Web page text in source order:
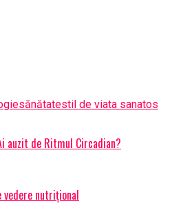
sănătatestil de viata sanatos
auzit de Ritmul Circadian?
vedere nutrițional